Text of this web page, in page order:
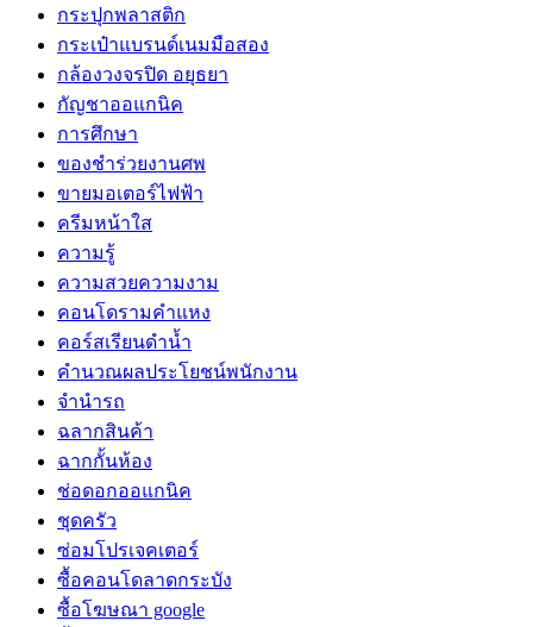
กระปุกพลาสติก
กระเป๋าแบรนด์เนมมือสอง
กล้องวงจรปิด อยุธยา
กัญชาออแกนิค
การศึกษา
ของชำร่วยงานศพ
ขายมอเตอร์ไฟฟ้า
ครีมหน้าใส
ความรู้
ความสวยความงาม
คอนโดรามคำแหง
คอร์สเรียนดำน้ำ
คำนวณผลประโยชน์พนักงาน
จำนำรถ
ฉลากสินค้า
ฉากกั้นห้อง
ช่อดอกออแกนิค
ชุดครัว
ซ่อมโปรเจคเตอร์
ซื้อคอนโดลาดกระบัง
ซื้อโฆษณา google